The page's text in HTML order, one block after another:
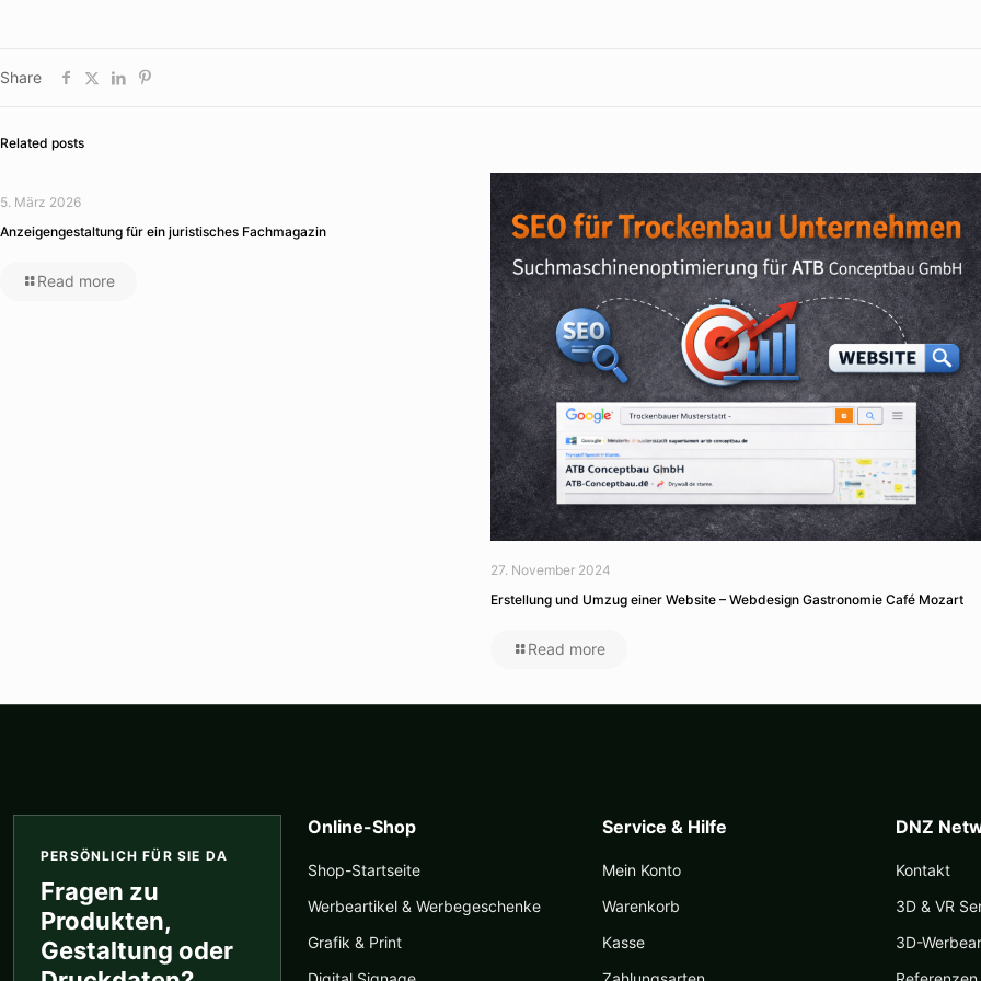
Share
Related posts
5. März 2026
Anzeigengestaltung für ein juristisches Fachmagazin
Read more
27. November 2024
Erstellung und Umzug einer Website – Webdesign Gastronomie Café Mozart
Read more
PERSÖNLICH FÜR SIE DA
Fragen zu
Produkten,
Gestaltung oder
Online-Shop
Shop-Startseite
Werbeartikel & Werbegeschenke
Grafik & Print
Service & Hilfe
Mein Konto
Warenkorb
Kasse
DNZ
Kontakt
3D & VR
3D-